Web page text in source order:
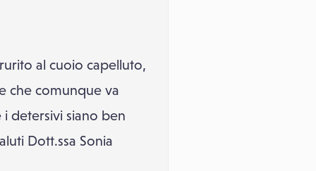
al cuoio capelluto,
che comunque va
detersivi siano ben
Dott.ssa Sonia